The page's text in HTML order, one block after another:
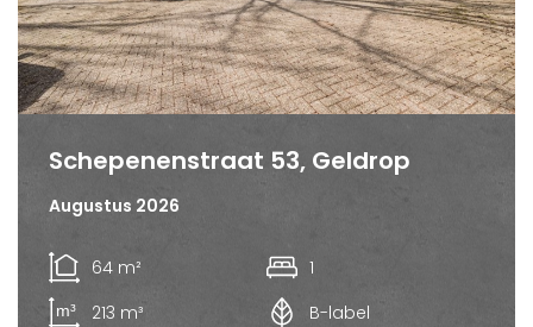
Schepenenstraat 53, Geldrop
Augustus 2026
64 m²
1
213 m³
B-label